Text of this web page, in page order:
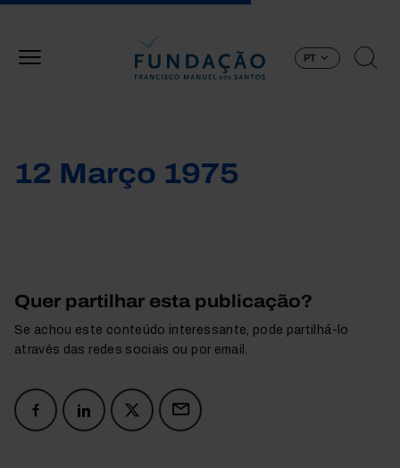
PT
12 Março 1975
Quer partilhar esta publicação?
Se achou este conteúdo interessante, pode partilhá-lo
através das redes sociais ou por email.